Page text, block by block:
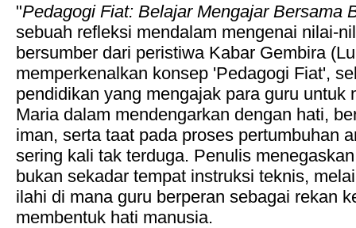
"Pedagogi Fiat: Belajar Mengajar Bersama
sebuah refleksi mendalam mengenai nilai-
bersumber dari peristiwa Kabar Gembira
memperkenalkan konsep 'Pedagogi Fiat',
pendidikan yang mengajak para guru untuk
Maria dalam mendengarkan dengan hati,
iman, serta taat pada proses pertumbuhan
sering kali tak terduga. Penulis
bukan sekadar tempat instruksi teknis,
ilahi di mana guru berperan sebagai rekan
membentuk hati manusia.